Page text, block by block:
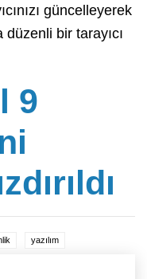
güncelleyerek
bir tarayıcı
9
yazılım